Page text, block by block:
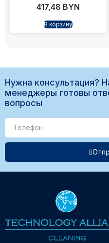
417,48 BYN
В корзину
Нужна консультация?
менеджеры готовы
вопросы